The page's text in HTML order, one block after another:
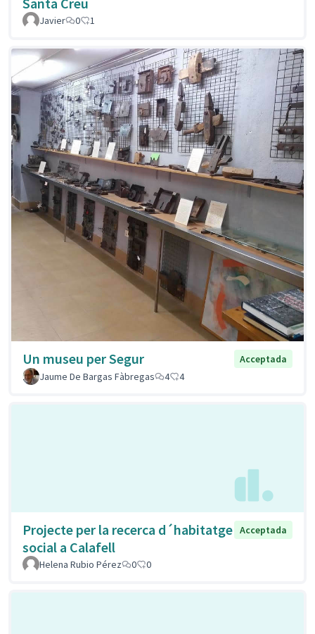
Javier 0 1
Un museu per Segur
Acceptada
Jaume De Bargas Fàbregas
4 4
Projecte per la recerca d´habitatge
social a Calafell
Acceptada
Helena Rubio Pérez 0 0